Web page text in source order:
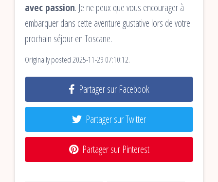
avec passion. Je ne peux que vous encourager à
embarquer dans cette aventure gustative lors de votre
prochain séjour en Toscane.
Originally posted 2025-11-29 07:10:12.
Partager sur Facebook
Partager sur Twitter
Partager sur Pinterest